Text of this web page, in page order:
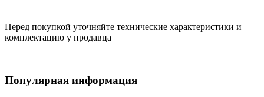
Перед покупкой уточняйте технические характеристики и
комплектацию у продавца
Популярная информация